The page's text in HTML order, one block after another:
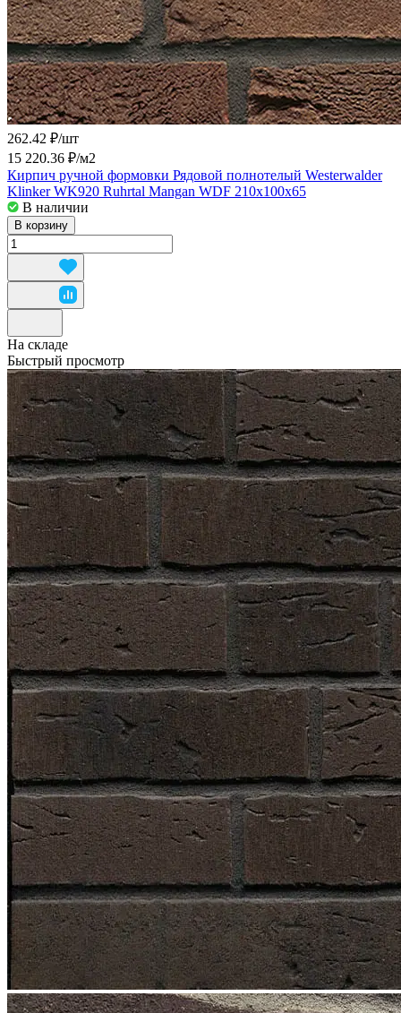
262.42 ₽/шт
15 220.36 ₽/м2
Кирпич ручной формовки Рядовой полнотелый Westerwalder
Klinker WK920 Ruhrtal Mangan WDF 210x100x65
В наличии
В корзину
На складе
Быстрый просмотр